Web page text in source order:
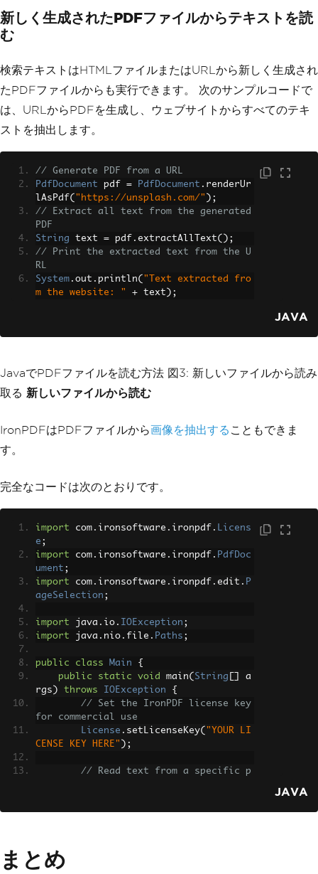
新しく生成されたPDFファイルからテキストを読
む
検索テキストはHTMLファイルまたはURLから新しく生成され
たPDFファイルからも実行できます。 次のサンプルコードで
は、URLからPDFを生成し、ウェブサイトからすべてのテキ
ストを抽出します。
// Generate PDF from a URL
PdfDocument pdf = PdfDocument . renderUr
lAsPdf( "https://unsplash.com/" );
// Extract all text from the generated
PDF
String text = pdf . extractAllText();
// Print the extracted text from the U
RL
System . out . println( "Text extracted fro
m the website: "
+ text );
JAVA
JavaでPDFファイルを読む方法 図3: 新しいファイルから読み
取る 新しいファイルから読む
IronPDFはPDFファイルから画像を抽出する こともできま
す。
完全なコードは次のとおりです。
import com . ironsoftware . ironpdf . Licens
e ;
import com . ironsoftware . ironpdf . PdfDoc
ument ;
import com . ironsoftware . ironpdf . edit . P
ageSelection ;
import java . io . IOException ;
import java . nio . file . Paths ;
public class Main
{
public
static void main( String
a
rgs ) throws IOException
{
// Set the IronPDF license key
for commercial use
License . setLicenseKey( "YOUR LI
CENSE KEY HERE" );
// Read text from a specific p
fromFile(Paths.get("assets/sample.pd
romPage
JAVA
まとめ